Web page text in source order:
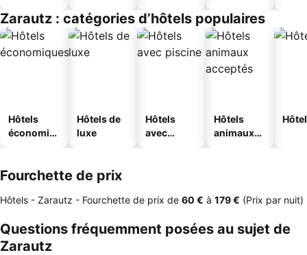
Zarautz : catégories d’hôtels populaires
Hôtels
économiq
Hôtels de
luxe
Hôtels
avec
Hôtels
animaux
Fourchette de prix
Hôtels - Zarautz - Fourchette de prix de ‎60 € à ‎179 € (Prix par nuit)
Questions fréquemment posées au sujet de
Zarautz